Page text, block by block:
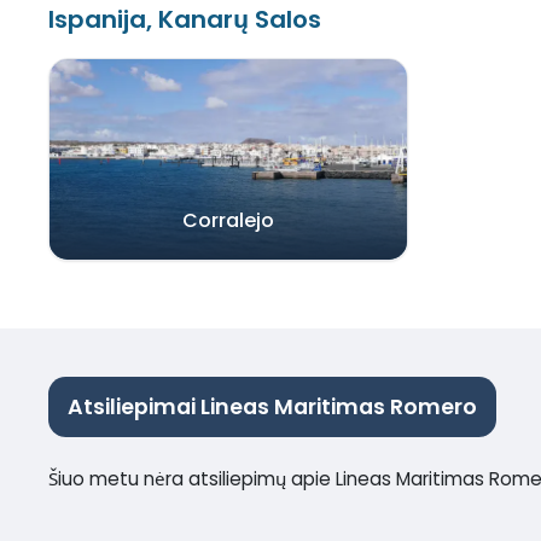
Ispanija, Kanarų Salos
Corralejo
Atsiliepimai Lineas Maritimas Romero
Šiuo metu nėra atsiliepimų apie Lineas Maritimas